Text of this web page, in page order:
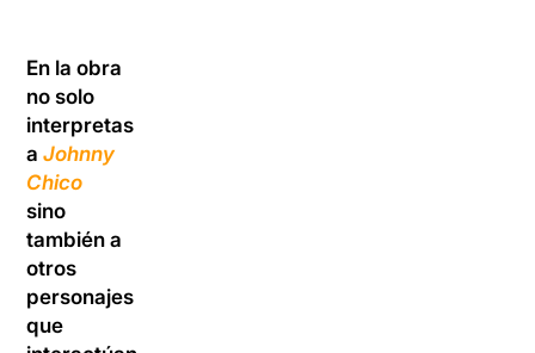
En la obra
no solo
interpretas
aJohnny
Chico
sino
también a
otros
personajes
que